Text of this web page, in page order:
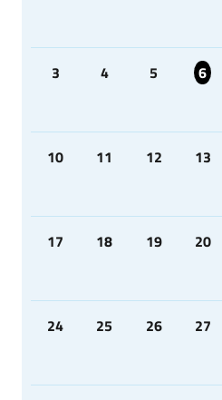
3 4 5 6
10 11 12 13
17 18 19 20
24 25 26 27